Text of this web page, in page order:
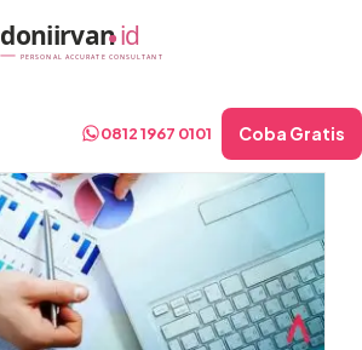
doniirvanid
PERSONAL ACCURATE CONSULTANT
0812 1967 0101 Coba Gratis